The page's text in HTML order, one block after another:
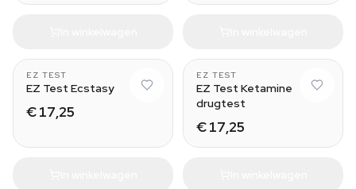
EZ TEST
EZ Test Ecstasy
€ 17,25
EZ TEST
EZ Test Ketamine
drugtest
€ 17,25